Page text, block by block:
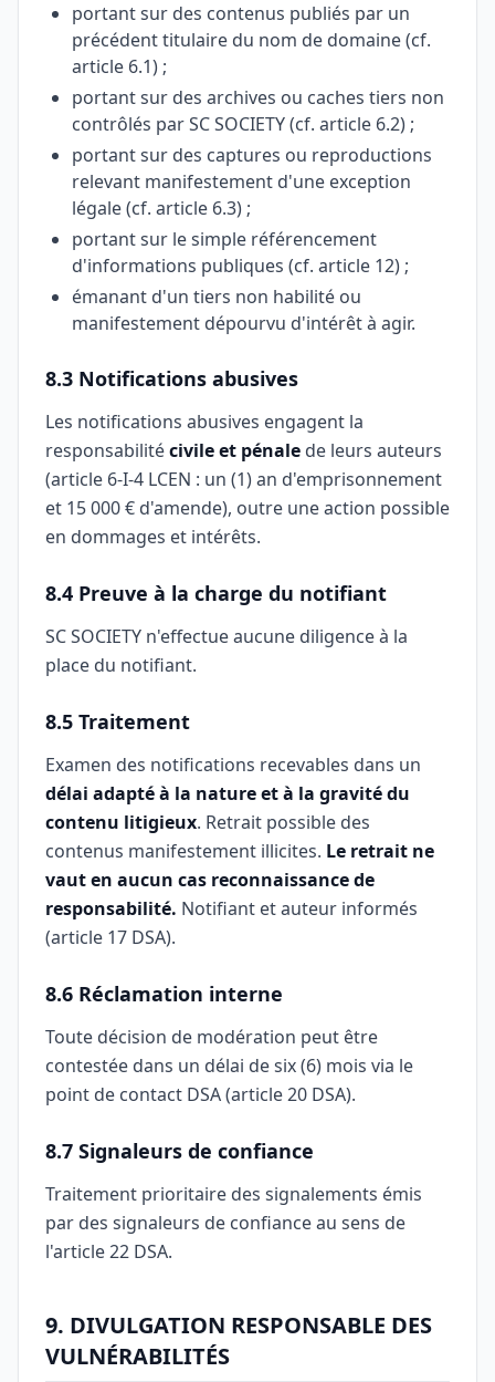
portant sur des contenus publiés par un
précédent titulaire du nom de domaine (cf.
article 6.1) ;
portant sur des archives ou caches tiers non
contrôlés par SC SOCIETY (cf. article 6.2) ;
portant sur des captures ou reproductions
relevant manifestement d'une exception
légale (cf. article 6.3) ;
portant sur le simple référencement
d'informations publiques (cf. article 12) ;
émanant d'un tiers non habilité ou
manifestement dépourvu d'intérêt à agir.
8.3 Notifications abusives
Les notifications abusives engagent la
responsabilitécivile et pénale de leurs auteurs
(article 6-I-4 LCEN : un (1) an d'emprisonnement
et 15 000 € d'amende), outre une action possible
en dommages et intérêts.
8.4 Preuve à la charge du notifiant
SC SOCIETY n'effectue aucune diligence à la
place du notifiant.
8.5 Traitement
Examen des notifications recevables dans un
délai adapté à la nature et à la gravité du
contenu litigieux. Retrait possible des
contenus manifestement illicites. Le retrait ne
vaut en aucun cas reconnaissance de
responsabilité. Notifiant et auteur informés
(article 17 DSA).
8.6 Réclamation interne
Toute décision de modération peut être
contestée dans un délai de six (6) mois via le
point de contact DSA (article 20 DSA).
8.7 Signaleurs de confiance
Traitement prioritaire des signalements émis
par des signaleurs de confiance au sens de
l'article 22 DSA.
9. DIVULGATION RESPONSABLE DES
VULNÉRABILITÉS